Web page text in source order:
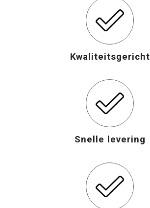
Opvouwbare tassen
Waterbestendige tassen
Bowlingtassen
Katoenen draagtassen
Kwaliteitsgericht
Snelle levering